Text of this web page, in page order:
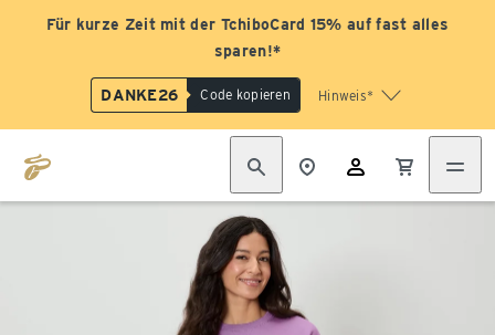
Für kurze Zeit mit der TchiboCard 15% auf fast alles
sparen!*
DANKE26 Code kopieren Hinweis*